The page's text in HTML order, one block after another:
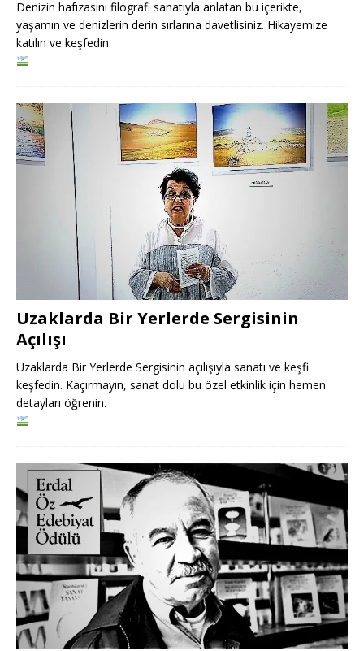
Denizin hafızasını filografi sanatıyla anlatan bu içerikte,
yaşamın ve denizlerin derin sırlarına davetlisiniz. Hikayemize
katılın ve keşfedin.
Uzaklarda Bir Yerlerde Sergisinin
Açılışı
Uzaklarda Bir Yerlerde Sergisinin açılışıyla sanatı ve keşfi
keşfedin. Kaçırmayın, sanat dolu bu özel etkinlik için hemen
detayları öğrenin.